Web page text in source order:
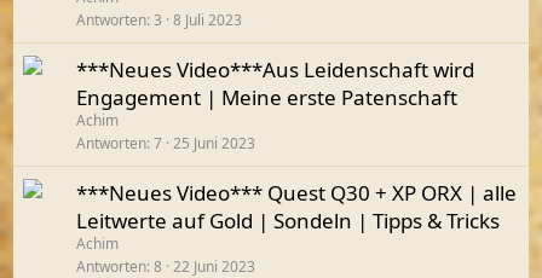
Antworten 3 8 Juli 2023
***Neues Video***Aus Leidenschaft wird
Engagement | Meine erste Patenschaft
Achim
Antworten 7 25 Juni 2023
***Neues Video*** Quest Q30 + XP ORX | alle
Leitwerte auf Gold | Sondeln | Tipps & Tricks
Achim
Antworten 8 22 Juni 2023